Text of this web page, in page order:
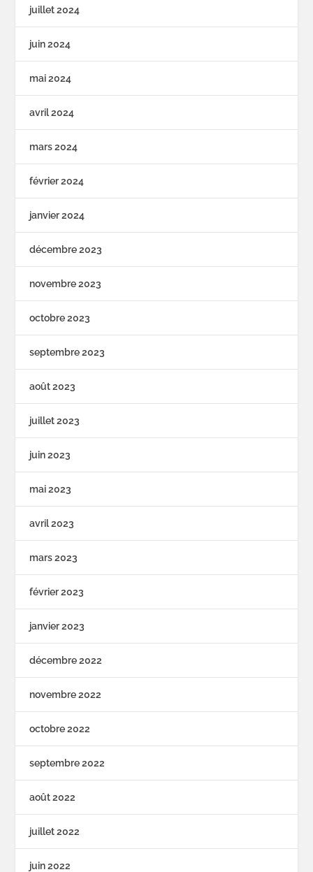
juillet 2024
juin 2024
mai 2024
avril 2024
mars 2024
février 2024
janvier 2024
décembre 2023
novembre 2023
octobre 2023
septembre 2023
août 2023
juillet 2023
juin 2023
mai 2023
avril 2023
mars 2023
février 2023
janvier 2023
décembre 2022
novembre 2022
octobre 2022
septembre 2022
août 2022
juillet 2022
juin 2022